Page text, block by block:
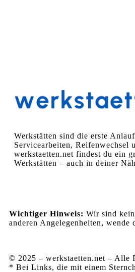
Werkstätten sind die erste
Servicearbeiten, Reifenwechsel
werkstaetten.net findest du ein
Werkstätten – auch in deiner
Wichtiger Hinweis: Wir sind
anderen Angelegenheiten,
© 2025 – werkstaetten.net –
* Bei Links, die mit einem